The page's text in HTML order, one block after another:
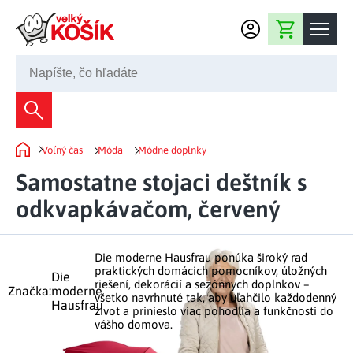
Nákupný košík
02 2220 5080
Dekorácie
Bytové dekorácie
Záhradné dekorácie
Kvety a vence
Svetelné dekorácie
Fontány a studne
Veľkonočné dekorácie
Dekorácie na hrob
Bytový textil
Domáce elektro
Predsieň a chodba
Kúpeľňa a záchod
Spálňa a šatňa
Kuchyňa
Kuchynské pomôcky
Prestieranie a stolovanie
Príprava nápojov
Grilovanie a vyprážanie
Kúpeľňový nábytok
Nábytok do predsiene
Kancelársky nábytok
Záhrada
Záhradné doplnky
Záhradný nábytok
Voľný čas Móda Módne doplnky
Samostatne stojaci deštník s
odkvapkávačom, červený
Značka:
Die
moderne
Hausfrau
Die moderne Hausfrau ponúka široký rad
praktických domácich pomocníkov, úložných
riešení, dekorácií a sezónnych doplnkov –
všetko navrhnuté tak, aby uľahčilo každodenný
život a prinieslo viac pohodlia a funkčnosti do
vášho domova.